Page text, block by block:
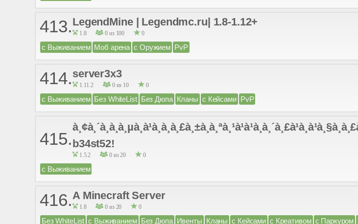
413.LegendMine | Legendmc.ru| 1.8-1.12+
1.8 0 из 100 0
с Выживанием Моб арена с Оружием PvP
414.server3x3
1.11.2 0 из 10 0
с Выживанием Без WhiteList Без Дюпа Кланы с Кейсами PvP
415.b34st52!
1.5.2 0 из 20 0
с Выживанием
416.A Minecraft Server
1.8 0 из 20 0
Без WhiteList с Выживанием Без Дюпа Ивенты Кланы с Кейсами с Креативом с Паркуром